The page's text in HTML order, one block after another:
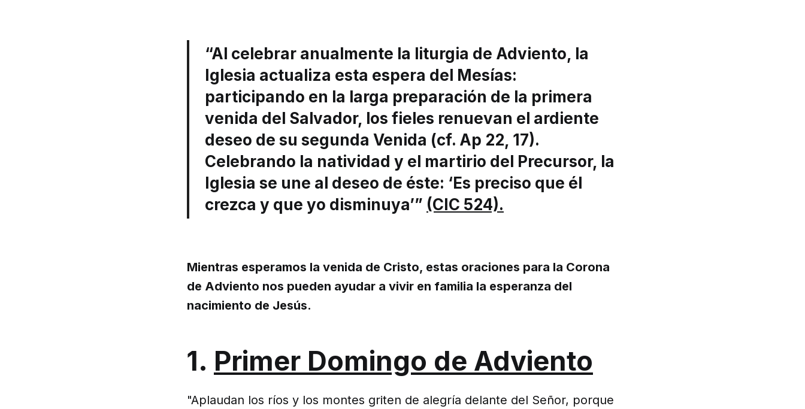
“Al celebrar anualmente la liturgia de Adviento, la
Iglesia actualiza esta espera del Mesías:
participando en la larga preparación de la primera
venida del Salvador, los fieles renuevan el ardiente
deseo de su segunda Venida (cf. Ap 22, 17).
Celebrando la natividad y el martirio del Precursor, la
Iglesia se une al deseo de éste: ‘Es preciso que él
crezca y que yo disminuya’” (CIC 524).
Mientras esperamos la venida de Cristo, estas oraciones para la Corona
de Adviento nos pueden ayudar a vivir en familia la esperanza del
nacimiento de Jesús.
1. Primer Domingo de Adviento
"Aplaudan los ríos y los montes griten de alegría delante del Señor, porque